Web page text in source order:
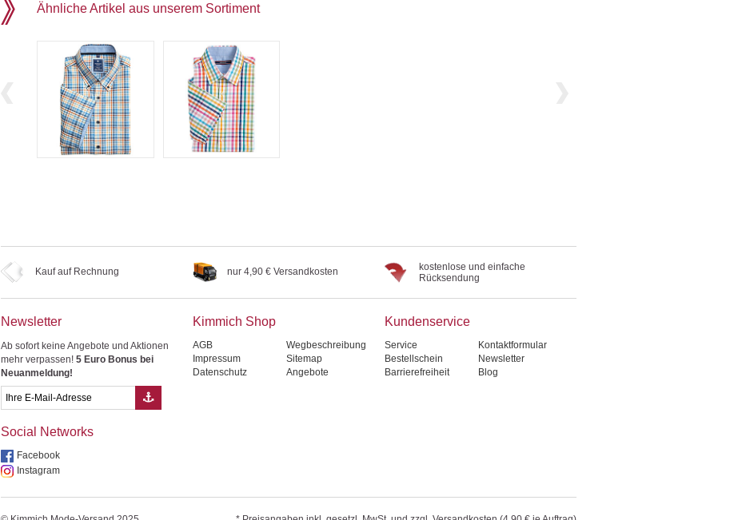
Ähnliche Artikel aus unserem Sortiment
Kauf auf Rechnung nur 4,90 € Versandkosten
kostenlose und einfache
Rücksendung
Newsletter
Ab sofort keine Angebote und Aktionen
mehr verpassen! 5 Euro Bonus bei
Neuanmeldung!
Social Networks
Facebook
Instagram
Kimmich Shop
AGB
Wegbeschreibung
Impressum
Sitemap
Datenschutz
Angebote
Kundenservice
Service
Kontaktformular
Bestellschein
Newsletter
Barrierefreiheit
Blog